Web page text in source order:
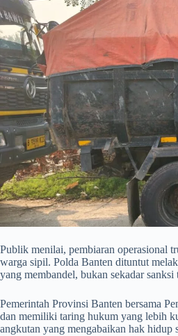
​Publik menilai, pembiaran operasional
warga sipil. Polda Banten dituntut
yang membandel, bukan sekadar
​Pemerintah Provinsi Banten bersama
dan memiliki taring hukum yang lebih
angkutan yang mengabaikan hak hidup